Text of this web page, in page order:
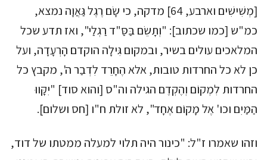
[מְשִׁישִׁים וארבע, 64] מדקה, כי שָׂם רֶגֶל גַּאֲוָה נמצא,
כמ"ש [כמו שכתוב]: "וְתָשֵׂם בַּסַּ"ד רַגְלַי", ואז תדע שכל
המלאכים עולים בשיר, ובמקום גִּילָה הוקדם הָרְעָדָה, ועל
כן לא כל החרדות טובות, אלא הֶחָרֵד לִדְבַר ה', מקבץ כל
החרדות לִמְקוֹם וְהֶקְדֶם הגילה וה"ס [והוא סוד] "יִקָּווּ
הַמַּיִם וכו' אֶל מָקוֹם אֶחָד", לא זולת ח"ו [חס ושלום].
וזהו שאמרו ז"ל: "כינור היה תלוי למעלה ממטתו של דוד,